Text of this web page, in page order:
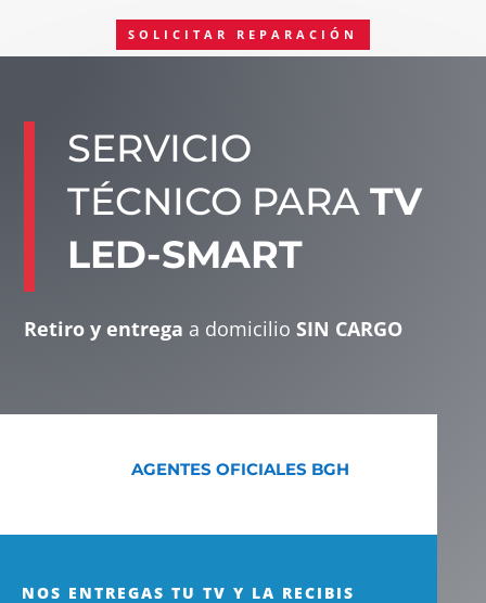
SOLICITAR REPARACIÓN
SERVICIO
TÉCNICO PARATV
LED-SMART
Retiro y entrega a domicilioSIN CARGO
AGENTES OFICIALES BGH
NOS ENTREGAS TU TV Y LA RECIBIS